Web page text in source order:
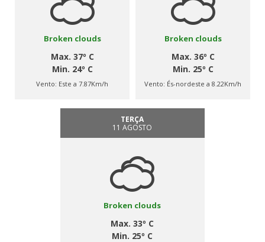
Broken clouds
Max. 37º C
Min. 24º C
Vento: Este a 7.87Km/h
Broken clouds
Max. 36º C
Min. 25º C
Vento: És-nordeste a 8.22Km/h
TERÇA
11 AGOSTO
Broken clouds
Max. 33º C
Min. 25º C